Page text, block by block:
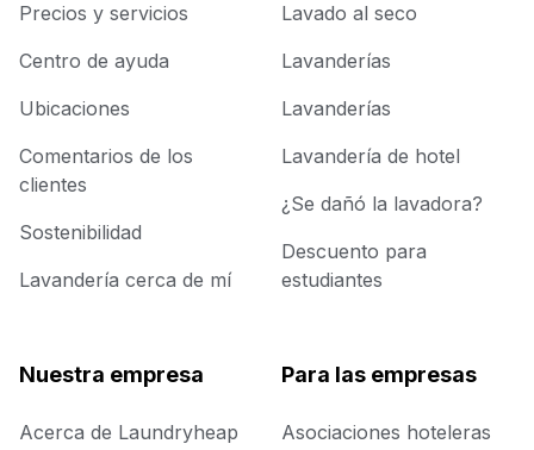
Precios y servicios
Centro de ayuda
Ubicaciones
Comentarios de los
clientes
Sostenibilidad
Lavandería cerca de mí
Lavado al seco
Lavanderías
Lavanderías
Lavandería de hotel
¿Se dañó la lavadora?
Descuento para
estudiantes
Nuestra empresa
Acerca de Laundryheap
Para las empresas
Asociaciones hoteleras